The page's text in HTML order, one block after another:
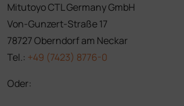
Mitutoyo CTL Germany GmbH
Von-Gunzert-Straße 17
78727 Oberndorf am Neckar
Tel.: +49 (7423) 8776-0
Oder: